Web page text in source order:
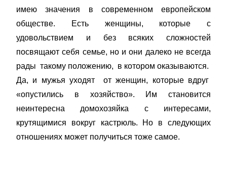
имею значения в современном европейском
обществе. Есть женщины, которые с
удовольствием и без всяких сложностей
посвящают себя семье, но и они далеко не всегда
рады такому положению, в котором оказываются.
Да, и мужья уходят от женщин, которые вдруг
«опустились в хозяйство». Им становится
неинтересна домохозяйка с интересами,
крутящимися вокруг кастрюль. Но в следующих
отношениях может получиться тоже самое.